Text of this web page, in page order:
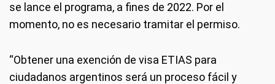
se lance el programa, a fines de 2022. Por el
momento, no es necesario tramitar el permiso.
“Obtener una exención de visa ETIAS para
ciudadanos argentinos será un proceso fácil y